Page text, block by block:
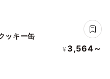
ッキー缶
¥ 3,564～